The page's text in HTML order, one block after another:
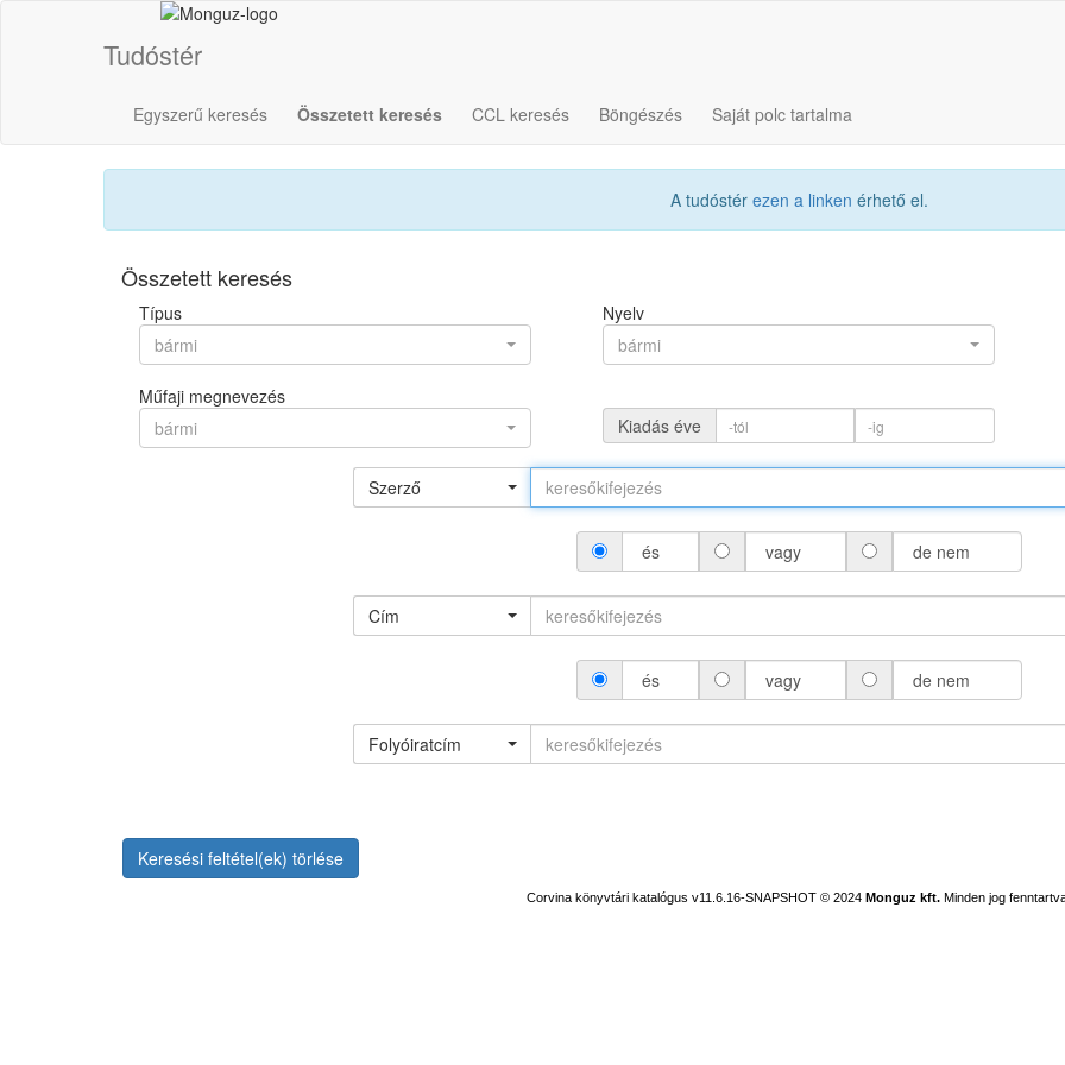
Tudóstér
Egyszerű keresés Összetett keresés CCL keresés Böngészés Saját polc tartalma
A tudóstér ezen a linken érhető el.
Összetett keresés
Típus
bármi
Nyelv
bármi
Műfaji megnevezés
bármi
Kiadás éve
Szerző
és vagy de nem
Cím
és vagy de nem
Folyóiratcím
Keresési feltétel(ek) törlése
Corvina könyvtári katalógus v11.6.16-SNAPSHOT © 2024 Monguz kft. Minden jog